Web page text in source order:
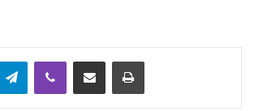
TelegramViber Надіслати електронною поштоюНадрукувати